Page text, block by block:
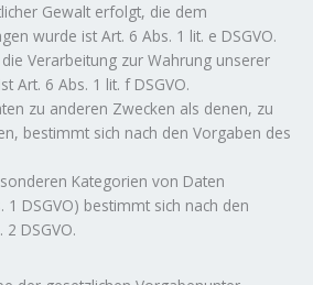
Gewalt erfolgt, die dem
wurde ist Art. 6 Abs. 1 lit. e DSGVO.
Verarbeitung zur Wahrung unserer
Art. 6 Abs. 1 lit. f DSGVO.
zu anderen Zwecken als denen, zu
bestimmt sich nach den Vorgaben des
Kategorien von Daten
1 DSGVO) bestimmt sich nach den
DSGVO.